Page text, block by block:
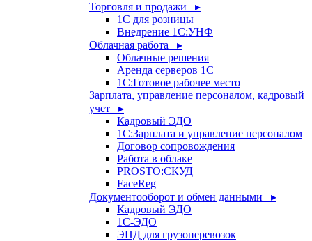
Торговля и продажи ▸
1С для розницы
Внедрение 1С:УНФ
Облачная работа ▸
Облачные решения
Аренда серверов 1С
1C:Готовое рабочее место
Зарплата, управление персоналом, кадровый
учет ▸
Кадровый ЭДО
1С:Зарплата и управление персоналом
Договор сопровождения
Работа в облаке
PROSTO:СКУД
FaceReg
Документооборот и обмен данными ▸
Кадровый ЭДО
1С-ЭДО
ЭПД для грузоперевозок